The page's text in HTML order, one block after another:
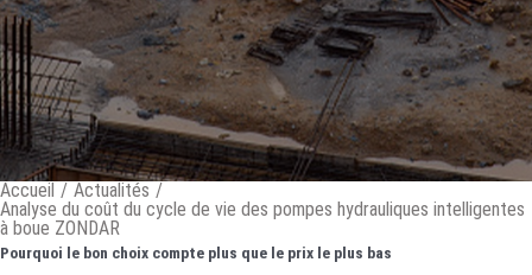
Accueil / Actualités /
Analyse du coût du cycle de vie des pompes hydrauliques intelligentes
à boue ZONDAR
Pourquoi le bon choix compte plus que le prix le plus bas